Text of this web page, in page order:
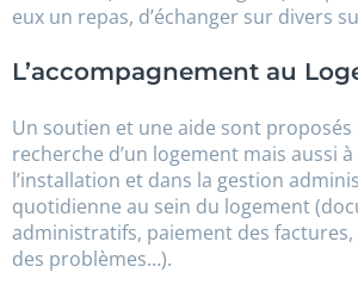
eux un repas, d’échanger sur divers
L’accompagnement au
Un soutien et une aide sont proposés
recherche d’un logement mais aussi à
l’installation et dans la gestion
quotidienne au sein du logement
administratifs, paiement des factures,
des problèmes…).